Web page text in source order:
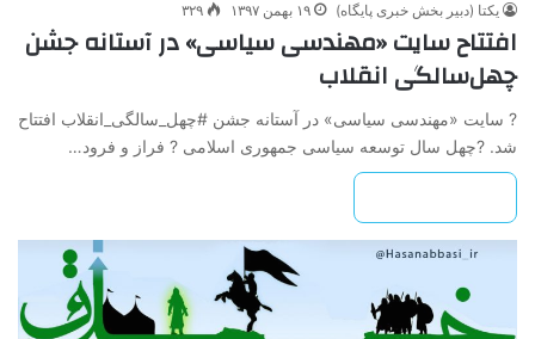
یکتا (دبیر بخش خبری پایگاه) ۱۹ بهمن ۱۳۹۷ ۳۲۹
افتتاح سایت «مهندسی سیاسی» در آستانه جشن
چهل‌سالگی انقلاب
? سایت «مهندسی سیاسی» در آستانه جشن #چهل_سالگی_انقلاب افتتاح
شد. ?چهل سال توسعه سیاسی جمهوری اسلامی ? فراز و فرود…